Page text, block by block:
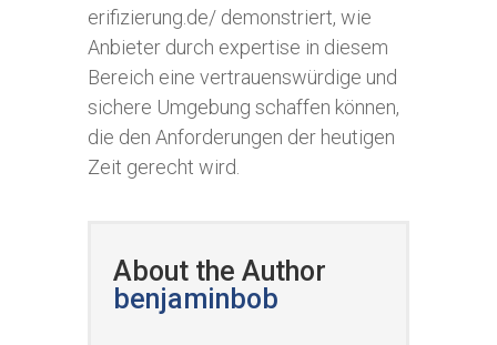
erifizierung.de/ demonstriert, wie
Anbieter durch expertise in diesem
Bereich eine vertrauenswürdige und
sichere Umgebung schaffen können,
die den Anforderungen der heutigen
Zeit gerecht wird.
About the Author
benjaminbob